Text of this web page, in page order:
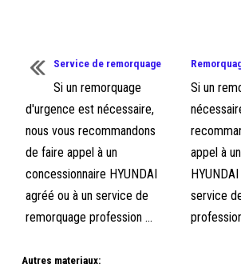
Service de remorquage
Si un remorquage
d'urgence est nécessaire,
nous vous recommandons
de faire appel à un
concessionnaire HYUNDAI
agréé ou à un service de
remorquage profession ...
Si un
appel à
service
Autres materiaux: